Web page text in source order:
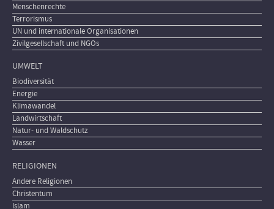
Menschenrechte
Terrorismus
UN und internationale Organisationen
Zivilgesellschaft und NGOs
UMWELT
Biodiversität
Energie
Klimawandel
Landwirtschaft
Natur- und Waldschutz
Wasser
RELIGIONEN
Andere Religionen
Christentum
Islam